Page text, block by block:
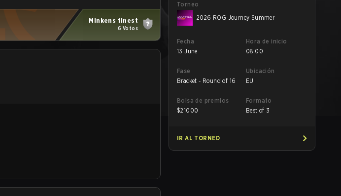
Minkens finest
6 Votos
Torneo
2026 ROG Journey Summer
Fecha
13 June
Hora de inicio
08:00
Fase
Bracket - Round of 16
Ubicación
EU
Bolsa de premios
$21000
Formato
Best of 3
IR AL TORNEO